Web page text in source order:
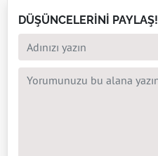
DÜŞÜNCELERİNİ PAYLAŞ!